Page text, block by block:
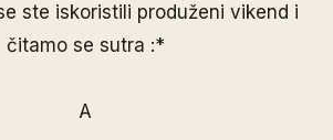
ste iskoristili produženi vikend i
čitamo se sutra :*
A